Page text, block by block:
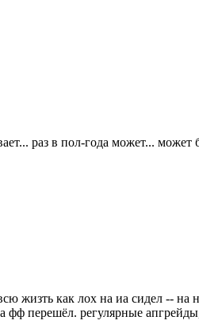
раз в пол-года может... может
жизть как лох на иа сидел -- на
фф перешёл. регулярные